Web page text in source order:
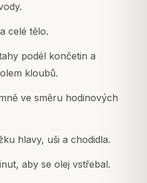
celé tělo.
podél končetin a
kloubů.
ve směru hodinových
hlavy, uši a chodidla.
aby se olej vstřebal.